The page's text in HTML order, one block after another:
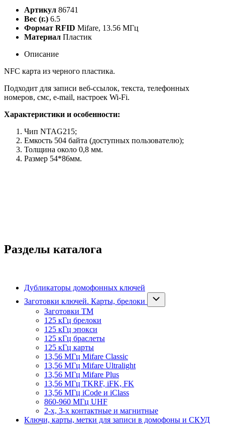
Артикул 86741
Вес (г.) 6.5
Формат RFID Mifare, 13.56 МГц
Материал Пластик
Описание
NFC карта из черного пластика.
Подходит для записи веб-ссылок, текста, телефонных
номеров, смс, e-mail, настроек Wi-Fi.
Характеристики и особенности:
Чип NTAG215;
Емкость 504 байта (доступных пользователю);
Толщина около 0,8 мм.
Размер 54*86мм.
Разделы каталога
Дубликаторы домофонных ключей
Заготовки ключей. Карты, брелоки
Заготовки ТМ
125 кГц брелоки
125 кГц эпокси
125 кГц браслеты
125 кГц карты
13,56 МГц Mifare Classic
13,56 МГц Mifare Ultralight
13,56 МГц Mifare Plus
13,56 МГц TKRF, iFK, FK
13,56 МГц iCode и iClass
860-960 МГц UHF
2-х, 3-х контактные и магнитные
Ключи, карты, метки для записи в домофоны и СКУД